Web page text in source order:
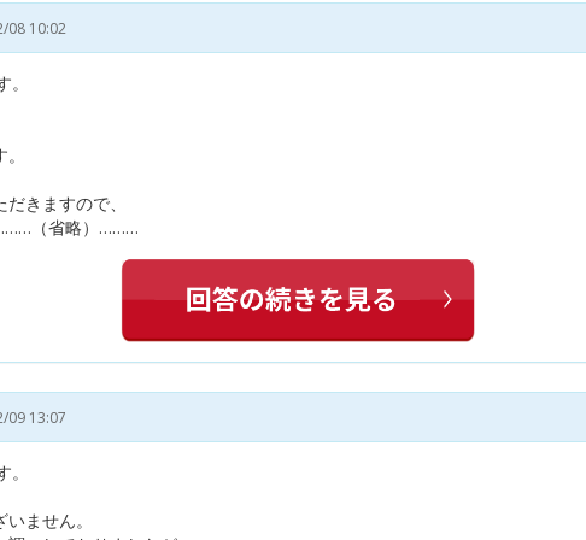
08 10:02
きますので、
（省略）………
09 13:07
ません。